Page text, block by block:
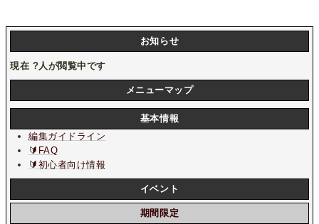
お知らせ
現在 ? 人が閲覧中です
メニューマップ
基本情報
編集ガイドライン
🔰FAQ
🔰初心者向け情報
イベント
期間限定